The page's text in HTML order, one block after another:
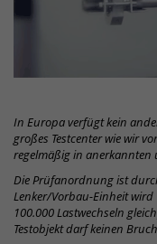
In Europa verfügt kein
großes Testcenter wie wir
regelmäßig in
Die Prüfanordnung ist
Lenker/Vorbau-Einheit
100.000 Lastwechseln
Testobjekt darf keinen